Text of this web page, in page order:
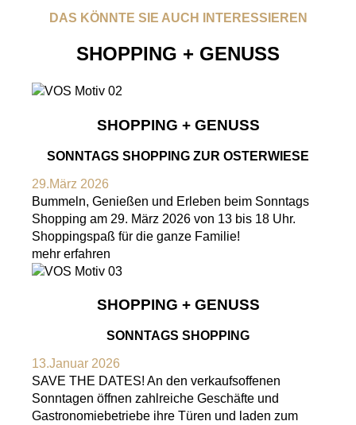
DAS KÖNNTE SIE AUCH INTERESSIEREN
SHOPPING + GENUSS
SHOPPING + GENUSS
SONNTAGS SHOPPING ZUR OSTERWIESE
29.März 2026
Bummeln, Genießen und Erleben beim Sonntags
Shopping am 29. März 2026 von 13 bis 18 Uhr.
Shoppingspaß für die ganze Familie!
mehr erfahren
SHOPPING + GENUSS
SONNTAGS SHOPPING
13.Januar 2026
SAVE THE DATES! An den verkaufsoffenen
Sonntagen öffnen zahlreiche Geschäfte und
Gastronomiebetriebe ihre Türen und laden zum